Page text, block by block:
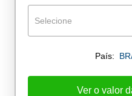
De alunos empregados
Selecione
País:
Ver o valor